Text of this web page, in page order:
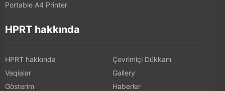
Portable A4 Printer
HPRT hakkında
HPRT hakkında
Çevrimiçi Dükkanı
Vaqialar
Gallery
Gösterim
Haberler